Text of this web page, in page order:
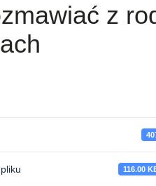
z
116.00